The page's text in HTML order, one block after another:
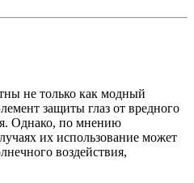
не только как модный
защиты глаз от вредного
Однако, по мнению
их использование может
воздействия,